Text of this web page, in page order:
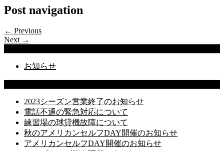
Post navigation
← Previous
Next →
お知らせ
2023シーズン営業終了のお知らせ
電話不通の緊急対応について
練習場の球貸機故障について
秋のアメリカンセルフDAY開催のお知らせ
アメリカンセルフDAY開催のお知らせ